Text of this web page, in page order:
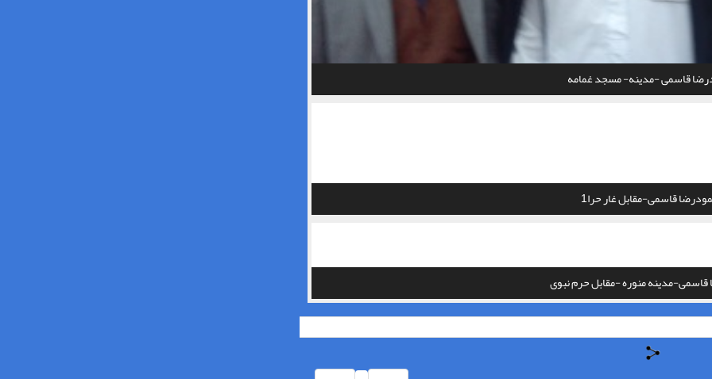
قاسمی -مدینه- مسجد غمامه
قاسمی-مقابل غار حرا1
مدینه منوره -مقابل حرم نبوی